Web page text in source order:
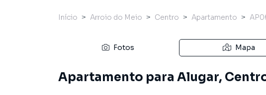
Início Arroio do Meio Centro Apartamento
Fotos Mapa
Apartamento para Alugar,